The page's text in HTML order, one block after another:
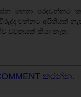
මහතා
වන්නට අයිතියක්
වචනයක් කියා නැත.
කරන්න.